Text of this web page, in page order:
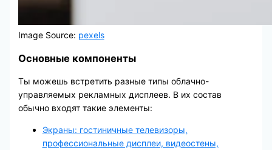
Image Source: pexels
Основные компоненты
Ты можешь встретить разные типы облачно-
управляемых рекламных дисплеев. В их состав
обычно входят такие элементы:
Экраны: гостиничные телевизоры,
профессиональные дисплеи, видеостены,